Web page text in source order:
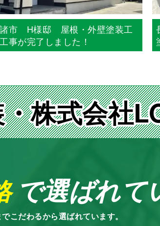
市 H様邸 屋根・外壁塗装工
が完了しました！
株式会社
で選ばれて
こだわるから選ばれています。